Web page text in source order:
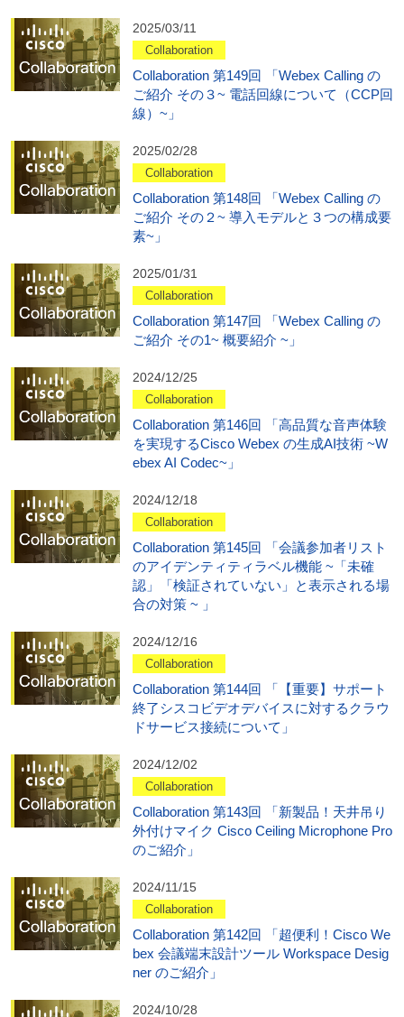
2025/03/11
Collaboration
Collaboration 第149回 「Webex Calling の
ご紹介 その３~ 電話回線について（CCP回
線）~」
2025/02/28
Collaboration
Collaboration 第148回 「Webex Calling の
ご紹介 その２~ 導入モデルと３つの構成要
素~」
2025/01/31
Collaboration
Collaboration 第147回 「Webex Calling の
ご紹介 その1~ 概要紹介 ~」
2024/12/25
Collaboration
Collaboration 第146回 「高品質な音声体験
を実現するCisco Webex の生成AI技術 ~W
ebex AI Codec~」
2024/12/18
Collaboration
Collaboration 第145回 「会議参加者リスト
のアイデンティティラベル機能 ~「未確
認」「検証されていない」と表示される場
合の対策 ~ 」
2024/12/16
Collaboration
Collaboration 第144回 「【重要】サポート
終了シスコビデオデバイスに対するクラウ
ドサービス接続について」
2024/12/02
Collaboration
Collaboration 第143回 「新製品！天井吊り
外付けマイク Cisco Ceiling Microphone Pro
のご紹介」
2024/11/15
Collaboration
Collaboration 第142回 「超便利！Cisco We
bex 会議端末設計ツール Workspace Desig
ner のご紹介」
2024/10/28